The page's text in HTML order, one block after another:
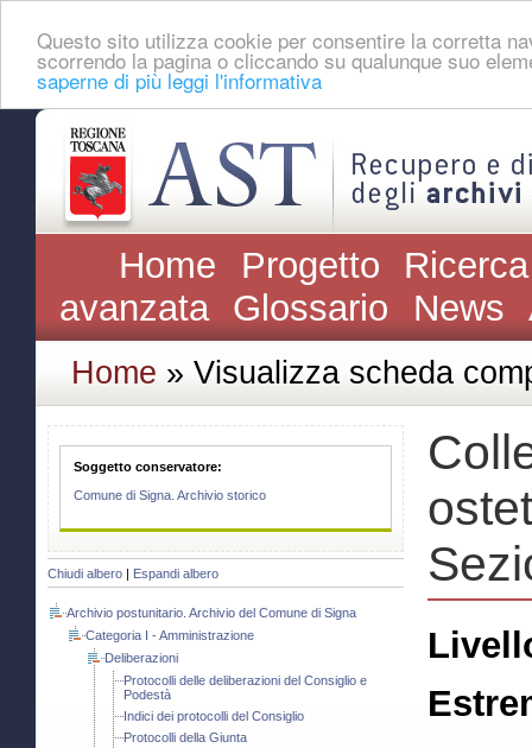
Questo sito utilizza cookie per consentire la corretta
scorrendo la pagina o cliccando su qualunque suo
saperne di più leggi l'informativa
Home Progetto
avanzata Glossario News
Home » Visualizza scheda
Soggetto conservatore:
Comune di Signa. Archivio storico
Chiudi albero | Espandi albero
Archivio postunitario. Archivio del Comune di Signa
Categoria I - Amministrazione
Deliberazioni
Protocolli delle deliberazioni del Consiglio e
Podestà
Indici dei protocolli del Consiglio
Protocolli della Giunta